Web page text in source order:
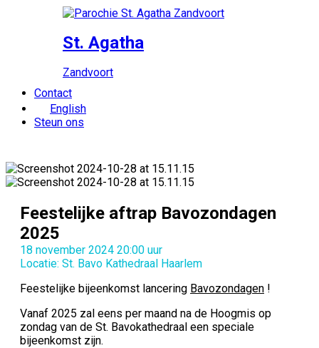
St. Agatha
Zandvoort
Contact
English
Steun ons
Feestelijke aftrap Bavozondagen
2025
18 november 2024 20:00 uur
Locatie: St. Bavo Kathedraal Haarlem
Feestelijke bijeenkomst lancering Bavozondagen !
Vanaf 2025 zal eens per maand na de Hoogmis op
zondag van de St. Bavokathedraal een speciale
bijeenkomst zijn.